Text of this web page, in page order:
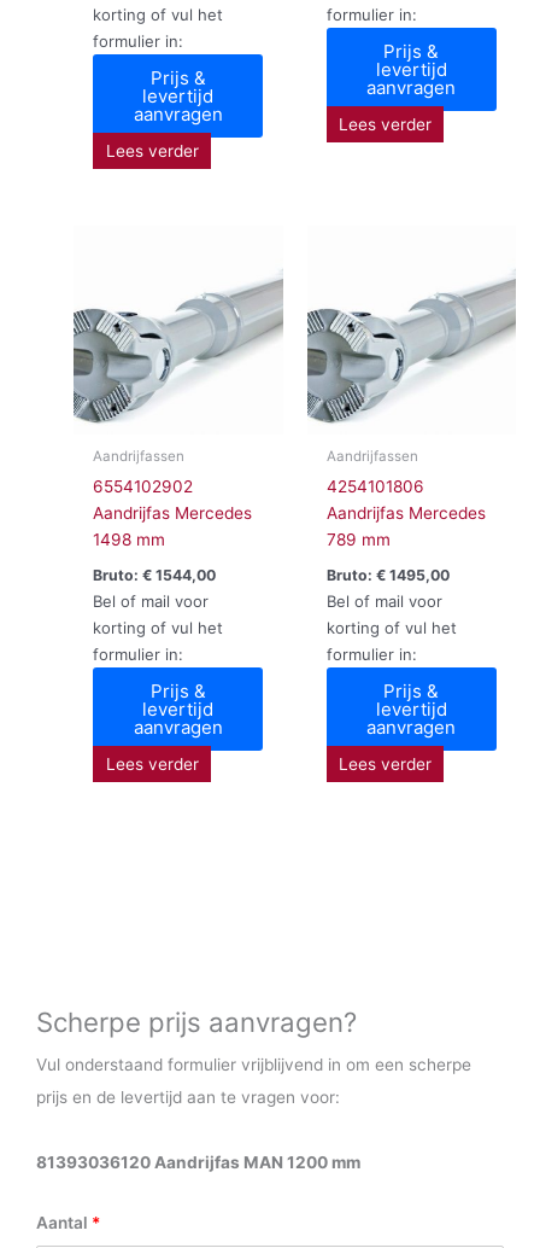
korting of vul het
formulier in:
Prijs &
levertijd
aanvragen
Lees verder
formulier in:
Prijs &
levertijd
aanvragen
Lees verder
Aandrijfassen
6554102902
Aandrijfas Mercedes
1498 mm
Bruto:€ 1544,00
Bel of mail voor
korting of vul het
formulier in:
Prijs &
levertijd
aanvragen
Lees verder
Aandrijfassen
4254101806
Aandrijfas Mercedes
789 mm
Bruto: €1495,00
Bel of mail voor
korting of vul het
formulier in:
Prijs &
levertijd
aanvragen
Lees verder
Scherpe prijs aanvragen?
Vul onderstaand formulier vrijblijvend in om een scherpe
prijs en de levertijd aan te vragen voor:
81393036120 Aandrijfas MAN 1200 mm
Aantal